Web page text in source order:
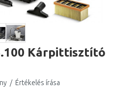
Kárpittisztító
/ Értékelés írása